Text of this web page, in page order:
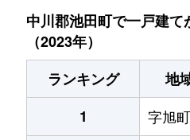
中川郡池田町で一戸建
（2023年）
ランキング
地
1
字旭町